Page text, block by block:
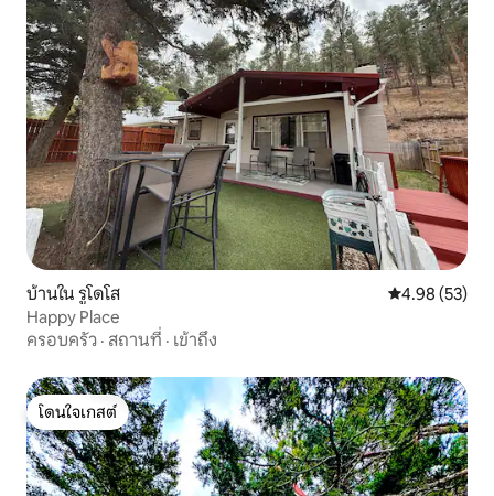
บ้านใน รูโดโส คะแนนเฉลี่ย
4.98 (53)
Happy Place
ครอบครัว · สถานที่ · เข้าถึง
โดนใจเกสต์
โดนใจเกสต์